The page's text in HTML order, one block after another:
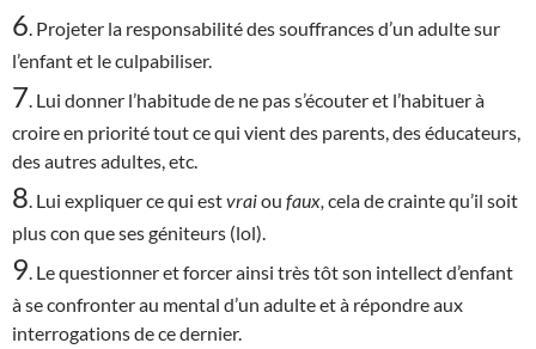
6 . Projeter la responsabilité des souffrances d’un adulte sur
l’enfant et le culpabiliser.
7 . Lui donner l’habitude de ne pas s’écouter et l’habituer à
croire en priorité tout ce qui vient des parents, des éducateurs,
des autres adultes, etc.
8 . Lui expliquer ce qui estvraiou faux, cela de crainte qu’il soit
plus con que ses géniteurs (lol).
9 . Le questionner et forcer ainsi très tôt son intellect d’enfant
à se confronter au mental d’un adulte et à répondre aux
interrogations de ce dernier.